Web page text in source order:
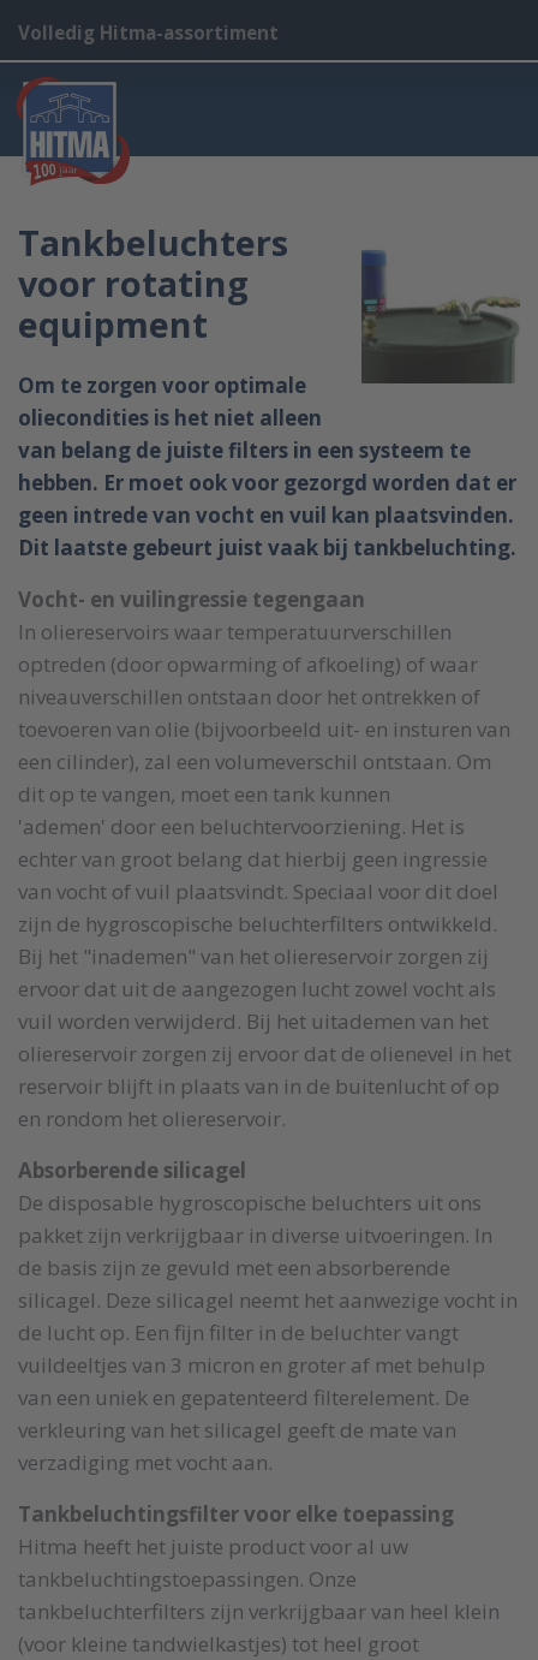
Volledig Hitma-assortiment
Tankbeluchters
voor rotating
equipment
Om te zorgen voor optimale
oliecondities is het niet alleen
van belang de juiste filters in een systeem te
hebben. Er moet ook voor gezorgd worden dat er
geen intrede van vocht en vuil kan plaatsvinden.
Dit laatste gebeurt juist vaak bij tankbeluchting.
Vocht- en vuilingressie tegengaan
In oliereservoirs waar temperatuurverschillen
optreden (door opwarming of afkoeling) of waar
niveauverschillen ontstaan door het ontrekken of
toevoeren van olie (bijvoorbeeld uit- en insturen van
een cilinder), zal een volumeverschil ontstaan. Om
dit op te vangen, moet een tank kunnen
'ademen' door een beluchtervoorziening. Het is
echter van groot belang dat hierbij geen ingressie
van vocht of vuil plaatsvindt. Speciaal voor dit doel
zijn de hygroscopische beluchterfilters ontwikkeld.
Bij het "inademen" van het oliereservoir zorgen zij
ervoor dat uit de aangezogen lucht zowel vocht als
vuil worden verwijderd. Bij het uitademen van het
oliereservoir zorgen zij ervoor dat de olienevel in het
reservoir blijft in plaats van in de buitenlucht of op
en rondom het oliereservoir.
Absorberende silicagel
De disposable hygroscopische beluchters uit ons
pakket zijn verkrijgbaar in diverse uitvoeringen. In
de basis zijn ze gevuld met een absorberende
silicagel. Deze silicagel neemt het aanwezige vocht in
de lucht op. Een fijn filter in de beluchter vangt
vuildeeltjes van 3 micron en groter af met behulp
van een uniek en gepatenteerd filterelement. De
verkleuring van het silicagel geeft de mate van
verzadiging met vocht aan.
Tankbeluchtingsfilter voor elke toepassing
Hitma heeft het juiste product voor al uw
tankbeluchtingstoepassingen. Onze
tankbeluchterfilters zijn verkrijgbaar van heel klein
(voor kleine tandwielkastjes) tot heel groot